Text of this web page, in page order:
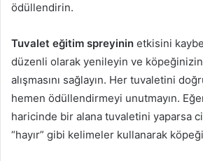
ödüllendirin.
Tuvalet eğitim spreyinin etkisini
düzenli olarak yenileyin ve
alışmasını sağlayın. Her tuvaletini
hemen ödüllendirmeyi unutmayın.
haricinde bir alana tuvaletini yaparsa
“hayır” gibi kelimeler kullanarak